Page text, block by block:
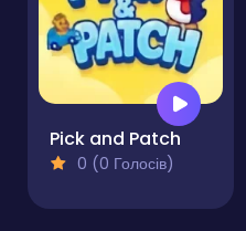
Pick and Patch
0 (0 Голосів)